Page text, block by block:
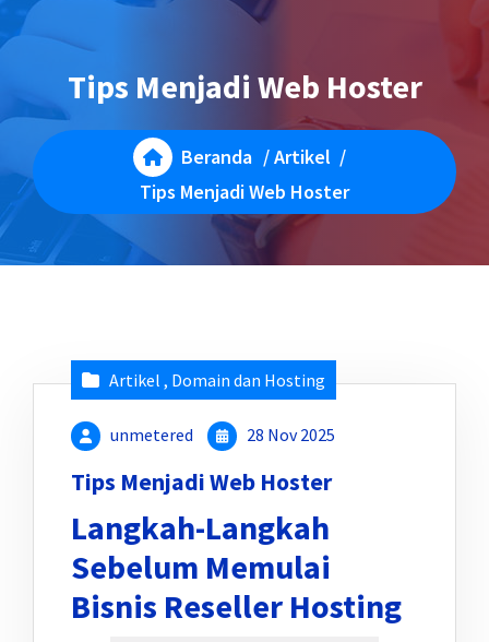
Tips Menjadi Web Hoster
Beranda /Artikel /
Tips Menjadi Web Hoster
Artikel , Domain dan Hosting
unmetered 28 Nov 2025
Tips Menjadi Web Hoster
Langkah-Langkah
Sebelum Memulai
Bisnis Reseller Hosting